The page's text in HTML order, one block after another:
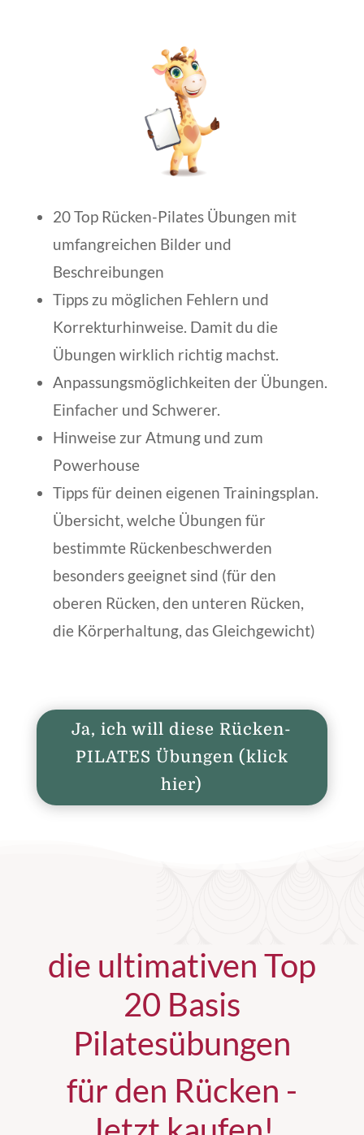
20 Top Rücken-Pilates Übungen mit
umfangreichen Bilder und
Beschreibungen
Tipps zu möglichen Fehlern und
Korrekturhinweise. Damit du die
Übungen wirklich richtig machst.
Anpassungsmöglichkeiten der Übungen.
Einfacher und Schwerer.
Hinweise zur Atmung und zum
Powerhouse
Tipps für deinen eigenen Trainingsplan.
Übersicht, welche Übungen für
bestimmte Rückenbeschwerden
besonders geeignet sind (für den
oberen Rücken, den unteren Rücken,
die Körperhaltung, das Gleichgewicht)
Ja, ich will diese Rücken-
PILATES Übungen (klick
hier)
die ultimativen Top
20 Basis
Pilatesübungen
für den Rücken -